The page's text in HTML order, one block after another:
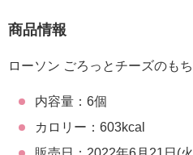
商品情報
ローソン ごろっとチーズのも
内容量：6個
カロリー：603kcal